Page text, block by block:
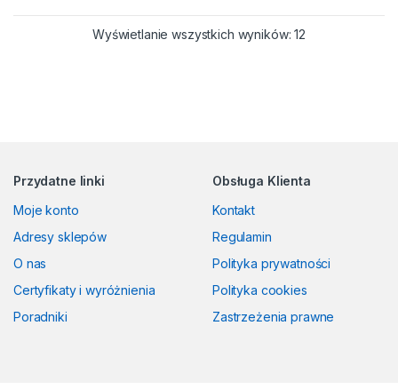
Wyświetlanie wszystkich wyników: 12
Przydatne linki
Moje konto
Adresy sklepów
O nas
Certyfikaty i wyróżnienia
Poradniki
Obsługa Klienta
Kontakt
Regulamin
Polityka prywatności
Polityka cookies
Zastrzeżenia prawne